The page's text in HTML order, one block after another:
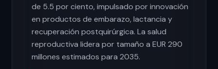
de 5.5 por ciento, impulsado por innovación
en productos de embarazo, lactancia y
recuperación postquirúrgica. La salud
reproductiva lidera por tamaño a EUR 290
millones estimados para 2035.